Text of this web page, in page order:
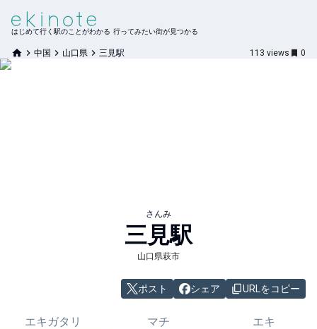
はじめて行く駅のことがわかる 行ってみたい街が見つかる
中国 山口県 三見駅 113 views 0
さんみ
三見駅
山口県萩市
ポスト シェア URLをコピー
エキガタリ マチ エキ